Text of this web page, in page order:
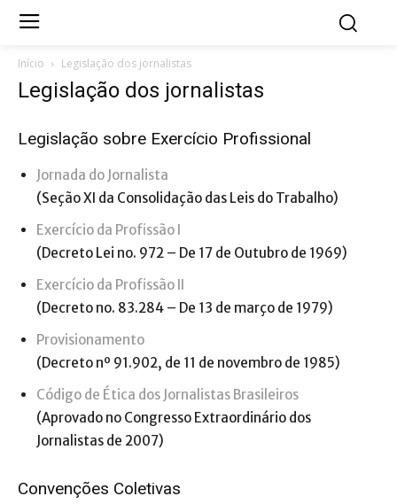
Início Legislação dos jornalistas
Legislação dos jornalistas
Legislação sobre Exercício Profissional
Jornada do Jornalista
(Seção XI da Consolidação das Leis do Trabalho)
Exercício da Profissão I
(Decreto Lei no. 972 – De 17 de Outubro de 1969)
Exercício da Profissão II
(Decreto no. 83.284 – De 13 de março de 1979)
Provisionamento
(Decreto nº 91.902, de 11 de novembro de 1985)
Código de Ética dos Jornalistas Brasileiros
(Aprovado no Congresso Extraordinário dos
Jornalistas de 2007)
Convenções Coletivas